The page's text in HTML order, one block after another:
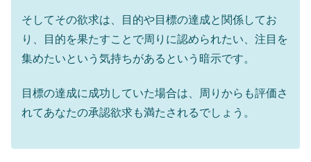
そしてその欲求は、目的や目標の達成と関係してお
り、目的を果たすことで周りに認められたい、注目を
集めたいという気持ちがあるという暗示です。
目標の達成に成功していた場合は、周りからも評価さ
れてあなたの承認欲求も満たされるでしょう。